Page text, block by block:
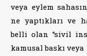
veya eylem
ne yaptıkları ve
belli olan “sivil
kamusal baskı